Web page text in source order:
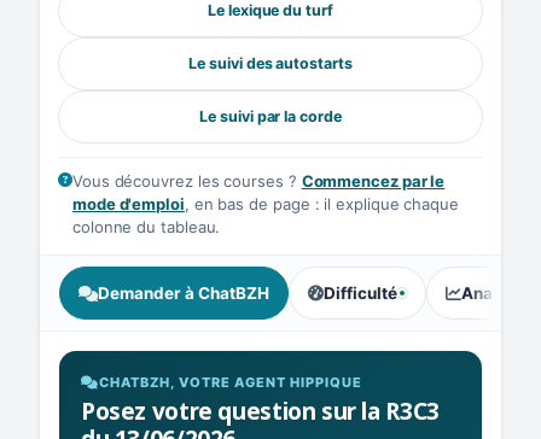
Le lexique du turf
Le suivi des autostarts
Le suivi par la corde
Vous découvrez les courses ? Commencez par le
mode d'emploi, en bas de page : il explique chaque
colonne du tableau.
Demander à ChatBZH Difficulté
, tendance des parieurs :
Analyse
CHATBZH, VOTRE AGENT HIPPIQUE
Posez votre question sur la R3C3